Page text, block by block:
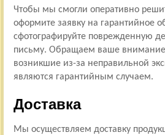
Чтобы мы смогли оперативно
оформите заявку на гарантийное
сфотографируйте поврежденную
письму. Обращаем ваше внимание
возникшие из-за неправильной
являются гарантийным случаем.
Доставка
Мы осуществляем доставку